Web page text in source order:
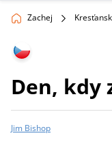
Zachej
Den, kdy
Jim Bishop